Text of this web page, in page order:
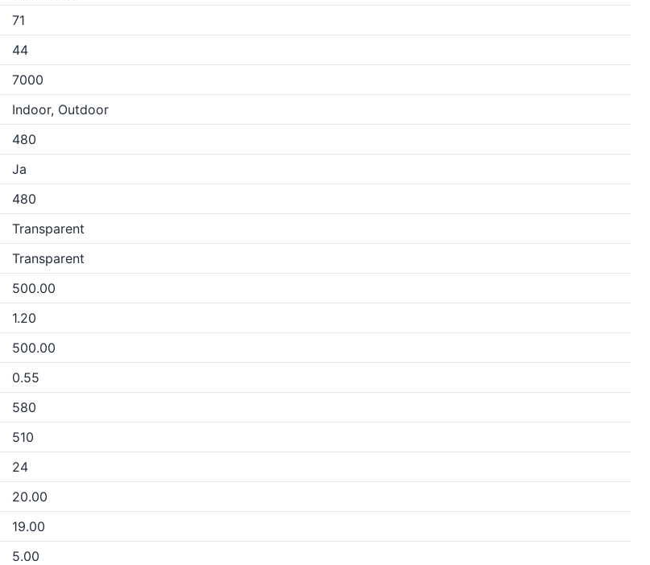
71
44
7000
Indoor, Outdoor
480
Ja
480
Transparent
Transparent
500.00
1.20
500.00
0.55
580
510
24
20.00
19.00
5.00